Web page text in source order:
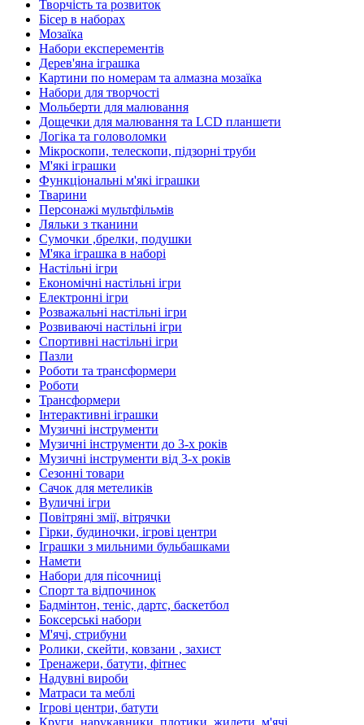
Творчість та розвиток
Бісер в наборах
Мозаїка
Набори експерементів
Дерев'яна іграшка
Картини по номерам та алмазна мозаїка
Набори для творчості
Мольберти для малювання
Дощечки для малювання та LCD планшети
Логіка та головоломки
Мікроскопи, телескопи, підзорні труби
М'які іграшки
Функціональні м'які іграшки
Тварини
Персонажі мультфільмів
Ляльки з тканини
Сумочки ,брелки, подушки
М'яка іграшка в наборі
Настільні ігри
Економічні настільні ігри
Електронні ігри
Розважальні настільні ігри
Розвиваючі настільні ігри
Спортивні настільні ігри
Пазли
Роботи та трансформери
Роботи
Трансформери
Інтерактивні іграшки
Музичні інструменти
Музичні інструменти до 3-х років
Музичні інструменти від 3-х років
Сезонні товари
Сачок для метеликів
Вуличні ігри
Повітряні змії, вітрячки
Гірки, будиночки, ігрові центри
Іграшки з мильними бульбашками
Намети
Набори для пісочниці
Спорт та відпочинок
Бадмінтон, теніс, дартс, баскетбол
Боксерські набори
М'ячі, стрибуни
Ролики, скейти, ковзани , захист
Тренажери, батути, фітнес
Надувні вироби
Матраси та меблі
Ігрові центри, батути
Круги, нарукавники, плотики, жилети, м'ячі